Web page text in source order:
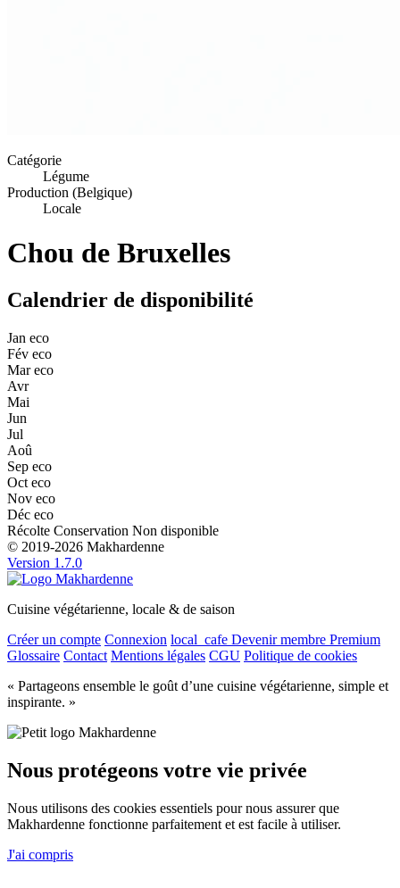
Catégorie
Légume
Production (Belgique)
Locale
Chou de Bruxelles
Calendrier de disponibilité
Jan eco
Fév eco
Mar eco
Avr
Mai
Jun
Jul
Aoû
Sep eco
Oct eco
Nov eco
Déc eco
Récolte Conservation Non disponible
© 2019-2026 Makhardenne
Version 1.7.0
Cuisine végétarienne, locale & de saison
Créer un compte Connexion local_cafe Devenir membre Premium
Glossaire Contact Mentions légales CGU Politique de cookies
« Partageons ensemble le goût d’une cuisine végétarienne, simple et
inspirante. »
Nous protégeons votre vie privée
Nous utilisons des cookies essentiels pour nous assurer que
Makhardenne fonctionne parfaitement et est facile à utiliser.
J'ai compris